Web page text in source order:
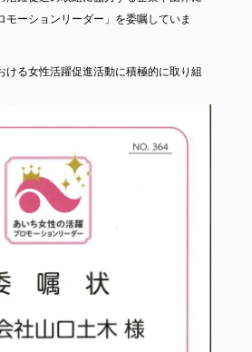
モーションリーダー」を委嘱していま
ける女性活躍促進活動に積極的に取り組